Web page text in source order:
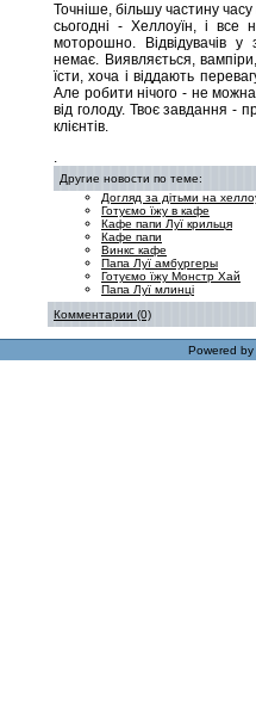
Точніше, більшу частину
сьогодні - Хеллоуїн, і все
моторошно. Відвідувачів
немає. Виявляється,
їсти, хоча і віддають
Але робити нічого - не
від голоду. Твоє завдання -
клієнтів.
.
Другие новости по теме:
Догляд за дітьми на
Готуємо їжу в кафе
Кафе папи Луї крильця
Кафе папи
Винкс кафе
Папа Луї амбургеры
Готуємо їжу Монстр Хай
Папа Луї млинці
Комментарии (0)
Powered by